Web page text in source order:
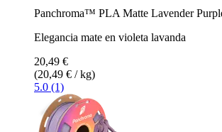
Panchroma™ PLA Matte Lavender
Elegancia mate en violeta lavanda
20,49 €
(20,49 € / kg)
5.0 (1)